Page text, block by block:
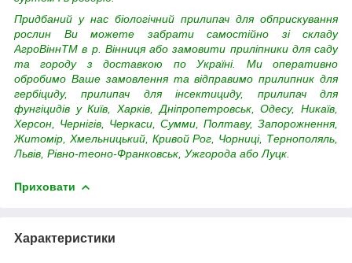
Придбаний у нас біологічний прилипач для обприскування
рослин Ви можете забрати самостійно зі складу
АгроВіннTM в р. Вінниця або замовити приліпники для саду
та городу з доставкою по Україні. Ми оперативно
обробимо Ваше замовлення та відправимо прилипник для
гербіциду, прилипач для інсектициду, прилипач для
фунгіцидів у Київ, Харків, Дніпропетровськ, Одесу, Никаїв,
Херсон, Чернігів, Черкаси, Сумми, Полтаву, Запорожнення,
Житомір, Хмельницький, Кривой Рог, Чорниці, Тернополяль,
Львів, Рівно-теоно-Франковськ, Ужгорода або Луцк.
Приховати
Характеристики